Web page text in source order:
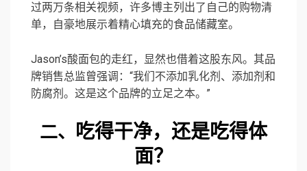
过两万条相关视频，许多博主列出了自己的购物清
单，自豪地展示着精心填充的食品储藏室。
Jason’s酸面包的走红，显然也借着这股东风。其品
牌销售总监曾强调：“我们不添加乳化剂、添加剂和
防腐剂。这是这个品牌的立足之本。”
二、 吃得干净，还是吃得体
面？